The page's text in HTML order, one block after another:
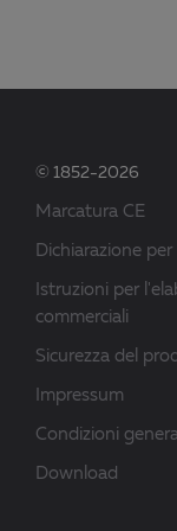
© 1852-2026
Marcatura CE
Dichiarazione
Istruzioni per
commerciali
Sicurezza del
Impressum
Condizioni
Download